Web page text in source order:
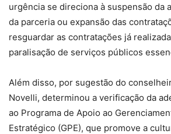
urgência se direciona à suspensão da
da parceria ou expansão das
resguardar as contratações já
paralisação de serviços públicos
Além disso, por sugestão do
Novelli, determinou a verificação da
ao Programa de Apoio ao
Estratégico (GPE), que promove a